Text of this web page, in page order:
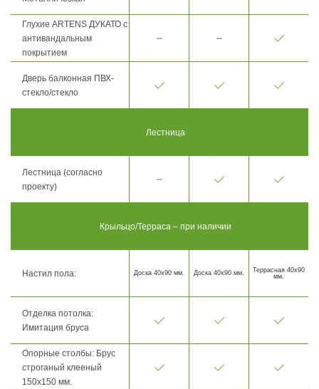
Глухие ARTENS ДУКАТО с
антивандальным
покрытием
Дверь балконная ПВХ-
стекло/стекло
Лестница
Лестница (согласно
проекту)
Крыльцо/Терраса – при наличии
Настил пола: Доска 40х90 мм. Доска 40х90 мм.
Террасная 40х90
мм.
Отделка потолка:
Имитация бруса
Опорные столбы: Брус
строганый клееный
150х150 мм.